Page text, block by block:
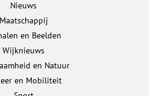
Nieuws
Maatschappij
en Beelden
Wijknieuws
en Natuur
en Mobiliteit